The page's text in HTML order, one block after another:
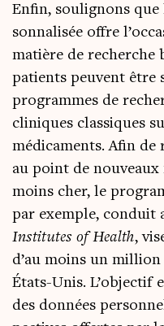
Enfin, sou­li­gnons que
son­na­li­sée offre
matière de recherche
patients peuvent être
pro­grammes de
cli­niques clas­siques
médi­ca­ments. Afin de
au point de
moins cher, le
par exemple, conduit
Ins­ti­tutes of Health,
d’au moins un
États-Unis. L’objectif
des don­nées